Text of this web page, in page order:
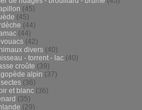
(45)
(45)
(44)
(44)
(42)
divers (40)
- torrent - lac (40)
croûte (39)
alpin (37)
(36)
et blanc (36)
(35)
(29)